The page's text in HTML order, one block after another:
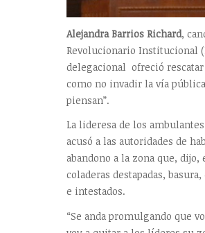
Alejandra Barrios Richard,
Revolucionario Institucional (
delegacional ofreció
como no invadir la vía
piensan”.
La lideresa de los
acusó a las autoridades de
abandono a la zona que, dijo,
coladeras destapadas,
e intestados.
“Se anda promulgando que